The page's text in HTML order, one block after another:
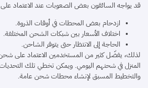
قد يواجه السائقون بعض الصعوبات عند الاعتماد
ازدحام بعض المحطات في أوقات الذروة.
اختلاف الأسعار بين شبكات الشحن المختلفة.
الحاجة إلى الانتظار حتى يتوفر الشاحن.
لذلك، يفضّل كثير من المستخدمين الاعتماد على شحن
المنزل في شحنهم اليومي. ويمكن تخطي تلك
والتخطيط المسبق لإنشاء محطات شحن عامة.